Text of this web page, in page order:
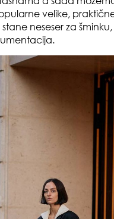
velike,
neseser za